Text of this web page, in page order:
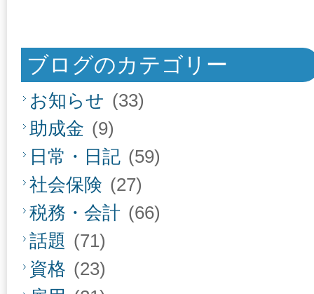
ブログのカテゴリー
お知らせ (33)
助成金 (9)
日常・日記 (59)
社会保険 (27)
税務・会計 (66)
話題 (71)
資格 (23)